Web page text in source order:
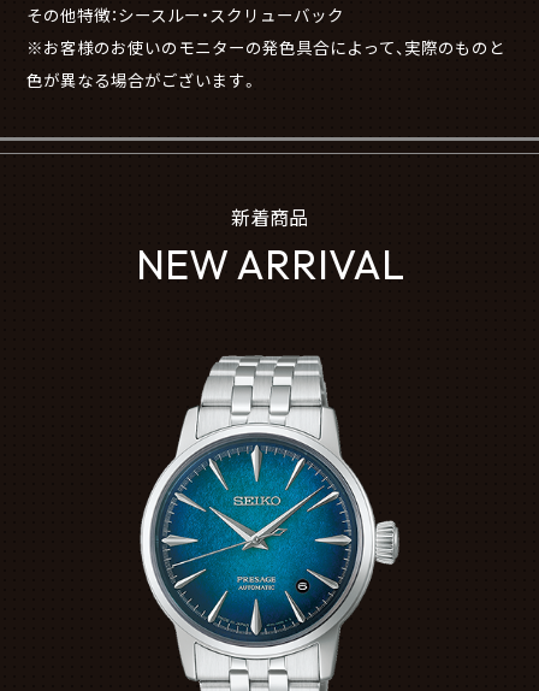
その他特徴：シースルー・スクリューバック
※お客様のお使いのモニターの発色具合によって、実際のものと
色が異なる場合がございます。
新着商品
NEW ARRIVAL